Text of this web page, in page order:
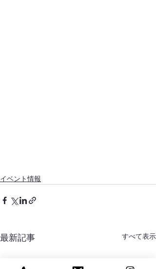
イベント情報
最新記事 すべて表示